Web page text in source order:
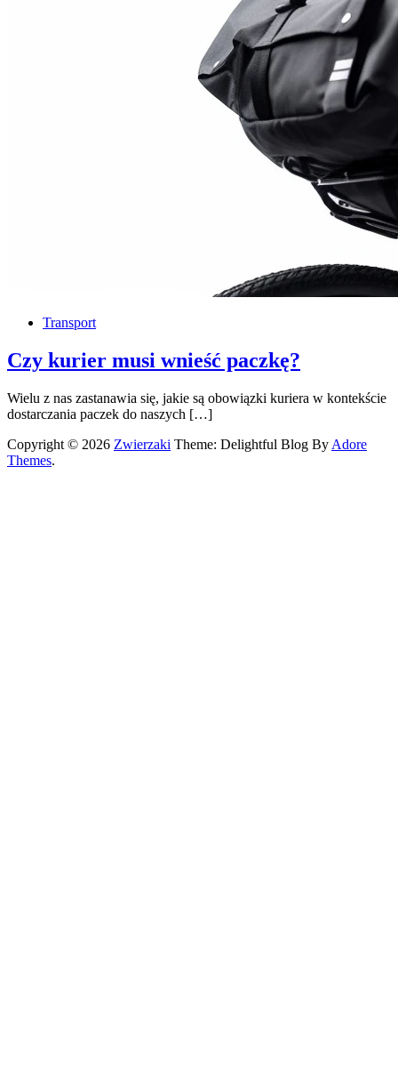
Transport
Czy kurier musi wnieść paczkę?
Wielu z nas zastanawia się, jakie są obowiązki kuriera w kontekście
dostarczania paczek do naszych […]
Copyright © 2026 Zwierzaki Theme: Delightful Blog By Adore
Themes.